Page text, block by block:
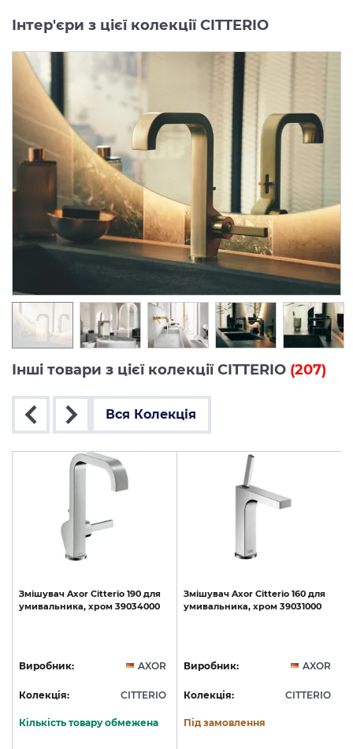
Інтер'єри з цієї колекції CITTERIO
Інші товари з цієї колекції CITTERIO (207)
Вся Колекція
Змішувач Axor Citterio 190 для
умивальника, хром 39034000
Виробник: AXOR
Колекція: CITTERIO
Кількість товару обмежена
Змішувач Axor Citterio 160 для
умивальника, хром 39031000
Виробник: AXOR
Колекція: CITTERIO
Під замовлення